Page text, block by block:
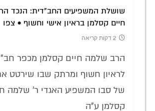
שושלת המשפיעים החב"דית: הנכד
חיים קסלמן בראיון אישי וחשוף • צפו
2 דקות קריאה
הרב שלמה חיים קסלמן מכפר
לראיון חשוף ומרתק שבו שירטט
של סבו המשפיע האגדי ר' שלמה
קסלמן ע"ה